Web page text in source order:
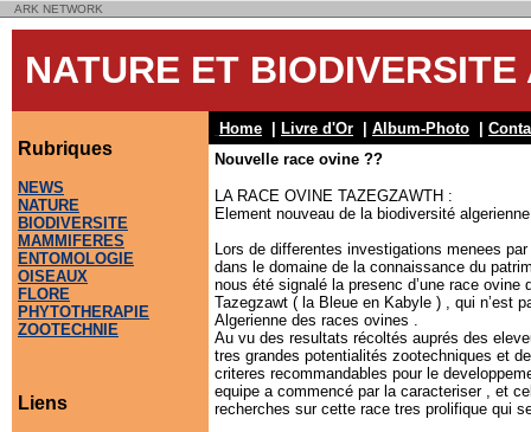
ARK NETWORK
NATURE ET
Rubriques
NEWS
NATURE
BIODIVERSITE
MAMMIFERES
ENTOMOLOGIE
OISEAUX
FLORE
PHYTOTHERAPIE
ZOOTECHNIE
Liens
Home Livre d'Or Album-Photo
Nouvelle race ovine ??
LA RACE OVINE TAZEGZAWTH :
Element nouveau de la biodiversité
Lors de differentes investigations menees
dans le domaine de la connaissance du
nous été signalé la presenc d’une race ovine
Tazegzawt ( la Bleue en Kabyle ) , qui n’est
Algerienne des races ovines .
Au vu des resultats récoltés auprés des
tres grandes potentialités zootechniques et
criteres recommandables pour le
equipe a commencé par la caracteriser , et
recherches sur cette race tres prolifique qui